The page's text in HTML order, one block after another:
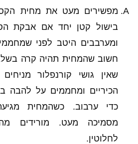
מפשירים מעט את מחית
בישול קטן יחד אם אבקת
ומערבבים היטב לפני
חשוב שהמחית תהיה קרה
שאין גושי קורנפלור
הכיריים ומחממים על להבה
כדי ערבוב. כשהמחית
מסמיכה מעט. מורידים
לחלוטין.